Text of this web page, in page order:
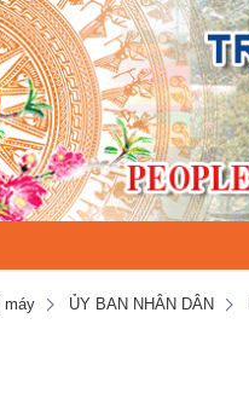
máy ỦY BAN NHÂN DÂN